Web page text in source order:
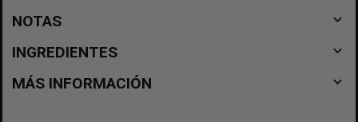
NOTAS navigate_before
INGREDIENTES navigate_before
MÁS INFORMACIÓN navigate_before